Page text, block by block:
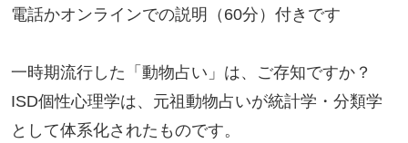
電話かオンラインでの説明（60分）付きです
一時期流行した「動物占い」は、ご存知ですか？
ISD個性心理学は、元祖動物占いが統計学・分類学
として体系化されたものです。